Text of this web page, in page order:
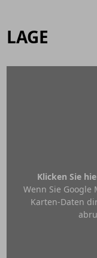
LAGE
Klicken Sie
Wenn Sie
Karten-Daten